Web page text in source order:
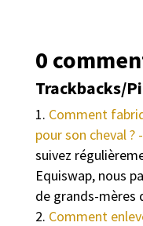
0
Trackbacks/
Comment
pour son cheval ?
suivez
Equiswap, nous
de grands-
Comment